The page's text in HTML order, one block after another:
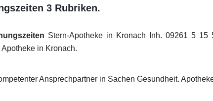
3 Rubriken.
Stern-Apotheke in Kronach Inh. 09261 5 15
in Kronach.
Ansprechpartner in Sachen Gesundheit.